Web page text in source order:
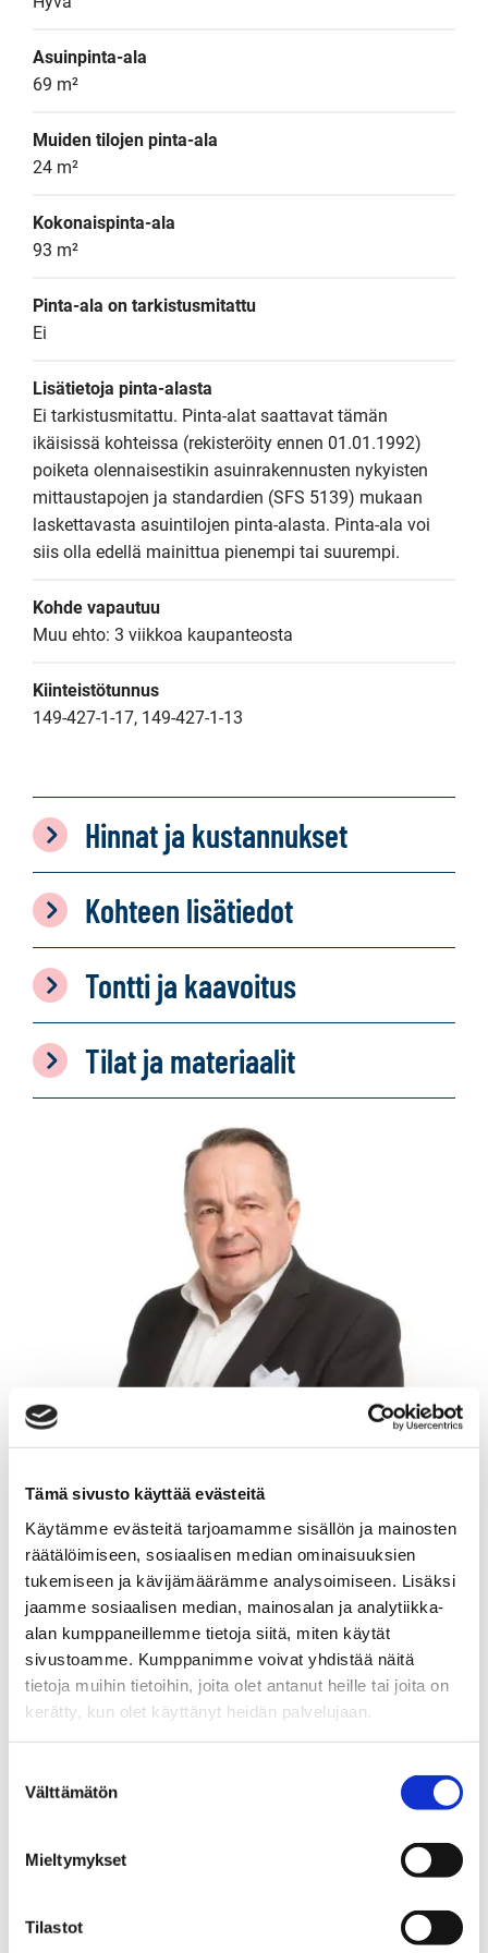
Tämä sivusto käyttää evästeitä
Käytämme evästeitä tarjoamamme sisällön ja mainosten
räätälöimiseen, sosiaalisen median ominaisuuksien
tukemiseen ja kävijämäärämme analysoimiseen. Lisäksi
jaamme sosiaalisen median, mainosalan ja analytiikka-
alan kumppaneillemme tietoja siitä, miten käytät
sivustoamme. Kumppanimme voivat yhdistää näitä
tietoja muihin tietoihin, joita olet antanut heille tai joita on
kerätty, kun olet käyttänyt heidän palvelujaan.
valinta
Välttämätön
Mieltymykset
Tilastot
Asuinpinta-ala
69 m²
Muiden tilojen pinta-ala
24 m²
Kokonaispinta-ala
93 m²
Pinta-ala on tarkistusmitattu
Ei
Lisätietoja pinta-alasta
Ei tarkistusmitattu. Pinta-alat saattavat tämän
ikäisissä kohteissa (rekisteröity ennen 01.01.1992)
poiketa olennaisestikin asuinrakennusten nykyisten
mittaustapojen ja standardien (SFS 5139) mukaan
laskettavasta asuintilojen pinta-alasta. Pinta-ala voi
siis olla edellä mainittua pienempi tai suurempi.
Kohde vapautuu
Muu ehto: 3 viikkoa kaupanteosta
Kiinteistötunnus
149-427-1-17, 149-427-1-13
Hinnat ja kustannukset
Kohteen lisätiedot
Tontti ja kaavoitus
Tilat ja materiaalit
JARI TUONONEN
+358 45 600 5605
jari.tuononen@spkoti.fi